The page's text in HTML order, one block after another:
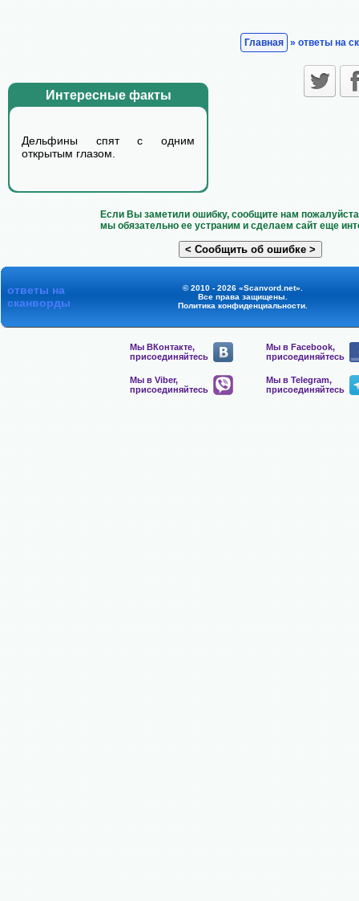
Интересные факты
Дельфины спят с одним
открытым глазом.
Главная » ответы на
Если Вы заметили ошибку, сообщите нам
мы обязательно ее устраним и сделаем сайт еще
ответы на
сканворды
© 2010 - 2026 «Scanvord.net».
Все права защищены.
Политика конфиденциальности.
Мы ВКонтакте,
присоединяйтесь
Мы в Facebook,
присоединяйтесь
Мы в Viber,
присоединяйтесь
Мы в Telegram,
присоединяйтесь